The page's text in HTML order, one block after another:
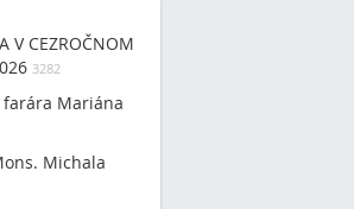
V CEZROČNOM
3282
Mariána
Michala